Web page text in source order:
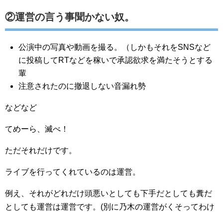
②運営の言う事聞かない奴。
公演中の写真や動画を撮る。（しかもそれをSNSなど
に投稿してRTなどを稼いで承認欲求を満たそうとする
輩
注意されたのに撤退しない音漏れ勢
などなど
てめーら、滅べ！
ただそれだけです。
ライブを行ってくれているのは運営。
例え、それがどれだけ頭悪いとしても下手だとしても糞だ
としても運営は運営です。(別に乃木の運営がくそってわけ